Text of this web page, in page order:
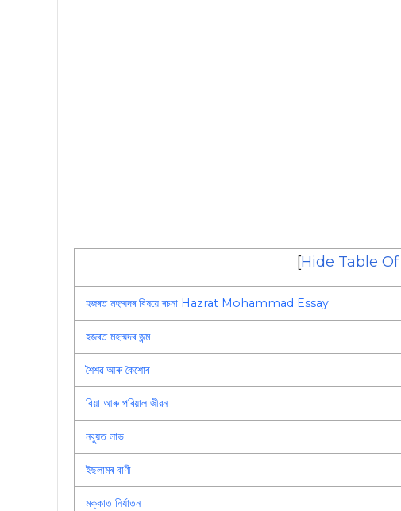
[Hide Table
হজৰত মহম্মদৰ বিষয়ে ৰচনা Hazrat Mohammad Essay
হজৰত মহম্মদৰ জন্ম
শৈশৱ আৰু কৈশোৰ
বিয়া আৰু পৰিয়াল জীৱন
নবুয়ত লাভ
ইছলামৰ বাণী
মক্কাত নিৰ্যাতন